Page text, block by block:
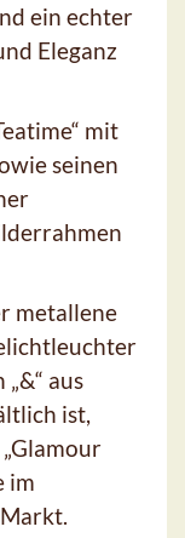
ein echter
Eleganz
mit
seinen
metallene
aus
ist,
im